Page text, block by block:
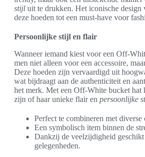
stijl uit te drukken. Het iconische design
deze hoeden tot een must-have voor
Persoonlijke stijl en flair
Wanneer iemand kiest voor een Off-
men niet alleen voor een accessoire,
Deze hoeden zijn vervaardigd uit
wat bijdraagt aan de authenticiteit en
het merk. Met een Off-White bucket hat
zijn of haar unieke flair en persoonlijke
Perfect te combineren met diverse
Een symbolisch item binnen de
Dankzij de veelzijdigheid
gelegenheden.